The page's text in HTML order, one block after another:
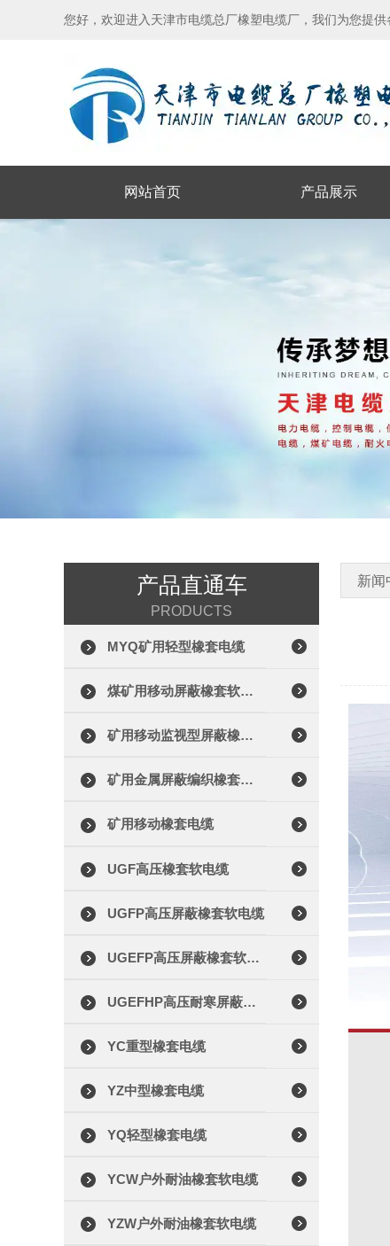
您好，欢迎进入天津市电缆总厂橡塑电缆厂，我们为您提
网站首页 产品展示
产品直通车
PRODUCTS
MYQ矿用轻型橡套电缆
煤矿用移动屏蔽橡套软电缆
矿用移动监视型屏蔽橡套电缆
矿用金属屏蔽编织橡套电缆
矿用移动橡套电缆
UGF高压橡套软电缆
UGFP高压屏蔽橡套软电缆
UGEFP高压屏蔽橡套软电缆
UGEFHP高压耐寒屏蔽橡套软电缆
YC重型橡套电缆
YZ中型橡套电缆
YQ轻型橡套电缆
YCW户外耐油橡套软电缆
YZW户外耐油橡套软电缆
新闻